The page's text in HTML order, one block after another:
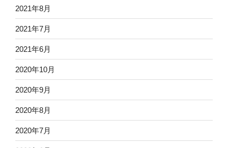
2021年8月
2021年7月
2021年6月
2020年10月
2020年9月
2020年8月
2020年7月